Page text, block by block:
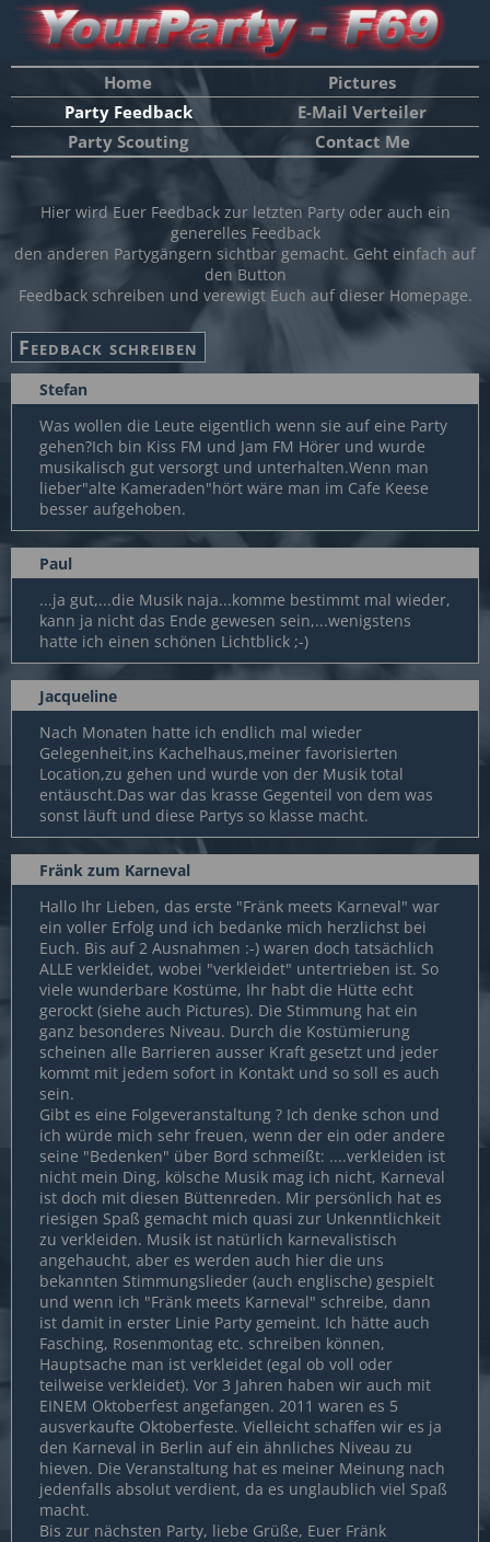
Home
Pictures
Party Feedback
E-Mail Verteiler
Party Scouting
Contact Me
Hier wird Euer Feedback zur letzten Party oder auch ein
generelles Feedback
den anderen Partygängern sichtbar gemacht. Geht einfach auf
den Button
Feedback schreiben und verewigt Euch auf dieser Homepage.
Stefan
Was wollen die Leute eigentlich wenn sie auf eine Party
gehen?Ich bin Kiss FM und Jam FM Hörer und wurde
musikalisch gut versorgt und unterhalten.Wenn man
lieber"alte Kameraden"hört wäre man im Cafe Keese
besser aufgehoben.
Paul
...ja gut,...die Musik naja...komme bestimmt mal wieder,
kann ja nicht das Ende gewesen sein,...wenigstens
hatte ich einen schönen Lichtblick ;-)
Jacqueline
Nach Monaten hatte ich endlich mal wieder
Gelegenheit,ins Kachelhaus,meiner favorisierten
Location,zu gehen und wurde von der Musik total
entäuscht.Das war das krasse Gegenteil von dem was
sonst läuft und diese Partys so klasse macht.
Fränk zum Karneval
Hallo Ihr Lieben, das erste "Fränk meets Karneval" war
ein voller Erfolg und ich bedanke mich herzlichst bei
Euch. Bis auf 2 Ausnahmen :-) waren doch tatsächlich
ALLE verkleidet, wobei "verkleidet" untertrieben ist. So
viele wunderbare Kostüme, Ihr habt die Hütte echt
gerockt (siehe auch Pictures). Die Stimmung hat ein
ganz besonderes Niveau. Durch die Kostümierung
scheinen alle Barrieren ausser Kraft gesetzt und jeder
kommt mit jedem sofort in Kontakt und so soll es auch
sein.
Gibt es eine Folgeveranstaltung ? Ich denke schon und
ich würde mich sehr freuen, wenn der ein oder andere
seine "Bedenken" über Bord schmeißt: ....verkleiden ist
nicht mein Ding, kölsche Musik mag ich nicht, Karneval
ist doch mit diesen Büttenreden. Mir persönlich hat es
riesigen Spaß gemacht mich quasi zur Unkenntlichkeit
zu verkleiden. Musik ist natürlich karnevalistisch
angehaucht, aber es werden auch hier die uns
bekannten Stimmungslieder (auch englische) gespielt
und wenn ich "Fränk meets Karneval" schreibe, dann
ist damit in erster Linie Party gemeint. Ich hätte auch
Fasching, Rosenmontag etc. schreiben können,
Hauptsache man ist verkleidet (egal ob voll oder
teilweise verkleidet). Vor 3 Jahren haben wir auch mit
EINEM Oktoberfest angefangen. 2011 waren es 5
ausverkaufte Oktoberfeste. Vielleicht schaffen wir es ja
den Karneval in Berlin auf ein ähnliches Niveau zu
hieven. Die Veranstaltung hat es meiner Meinung nach
jedenfalls absolut verdient, da es unglaublich viel Spaß
macht.
Bis zur nächsten Party, liebe Grüße, Euer Fränk